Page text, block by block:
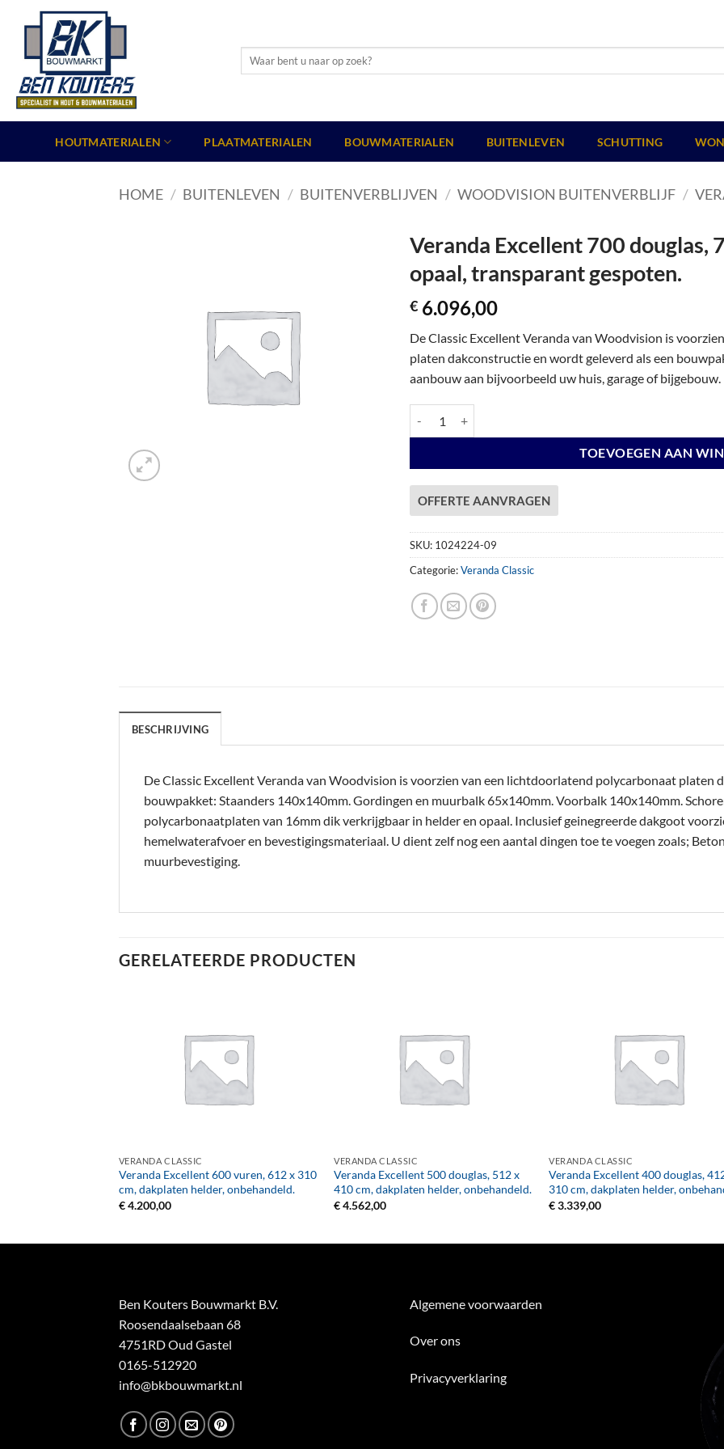
Zoeken
HOUTMATERIALEN PLAATMATERIALEN BOUWMATERIALEN BUITENLEVEN SCHUTTING
HOME / BUITENLEVEN / BUITENVERBLIJVEN / WOODVISION BUITENVERBLIJF /
Veranda Excellent 700 douglas,
opaal, transparant gespoten.
€ 6.096,00
De Classic Excellent Veranda van Woodvision is
platen dakconstructie en wordt geleverd als een
aanbouw aan bijvoorbeeld uw huis, garage of bijgebouw.
TOEVOEGEN AAN
OFFERTE AANVRAGEN
SKU: 1024224-09
Categorie:Veranda Classic
BESCHRIJVING
De Classic Excellent Veranda van Woodvision is voorzien van een lichtdoorlatend polycarbonaat platen
bouwpakket: Staanders 140x140mm. Gordingen en muurbalk 65x140mm. Voorbalk 140x140mm.
polycarbonaatplaten van 16mm dik verkrijgbaar in helder en opaal. Inclusief geinegreerde dakgoot
hemelwaterafvoer en bevestigingsmateriaal. U dient zelf nog een aantal dingen toe te voegen zoals;
muurbevestiging.
GERELATEERDE PRODUCTEN
VERANDA CLASSIC
Veranda Excellent 600 vuren, 612 x 310
cm, dakplaten helder, onbehandeld.
€4.200,00
VERANDA CLASSIC
Veranda Excellent 500 douglas, 512 x
410 cm, dakplaten helder, onbehandeld.
€4.562,00
VERANDA CLASSIC
Veranda Excellent 400 douglas,
310 cm, dakplaten helder,
€3.339,00
Ben Kouters Bouwmarkt B.V.
Roosendaalsebaan 68
4751RD Oud Gastel
0165-512920
info@bkbouwmarkt.nl
Algemene voorwaarden
Over ons
Privacyverklaring